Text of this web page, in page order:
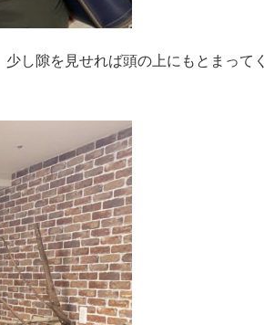
し隙を見せれば頭の上にもとまってく